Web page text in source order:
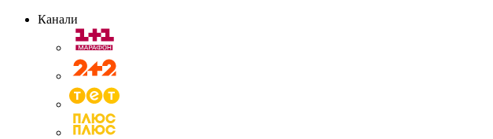
Канали